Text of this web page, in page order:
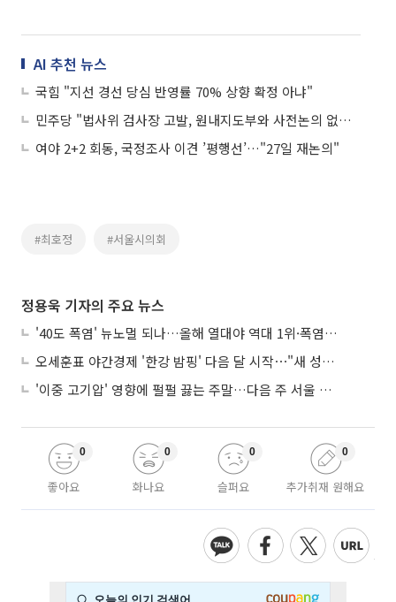
AI 추천 뉴스
국힘 "지선 경선 당심 반영률 70% 상향 확정 아냐"
민주당 "법사위 검사장 고발, 원내지도부와 사전논의 없었어"
여야 2+2 회동, 국정조사 이견 ’평행선’…"27일 재논의"
#최호정 #서울시의회
정용욱 기자의 주요 뉴스
'40도 폭염' 뉴노멀 되나…올해 열대야 역대 1위·폭염일수 평년 3배 넘어
오세훈표 야간경제 '한강 밤핑' 다음 달 시작⋯"새 성장동력 만들 것"
'이중 고기압' 영향에 펄펄 끓는 주말…다음 주 서울 포함 서쪽이 더 덥다
좋아요
0
화나요
0
슬퍼요
0
추가취재 원해요
0